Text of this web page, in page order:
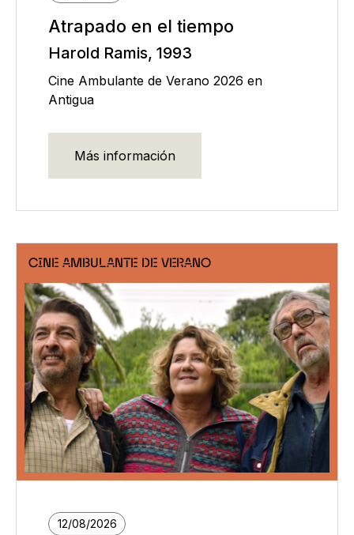
Atrapado en el tiempo
Harold Ramis, 1993
Cine Ambulante de Verano 2026 en
Antigua
Más información
CINE AMBULANTE DE VERANO
12/08/2026